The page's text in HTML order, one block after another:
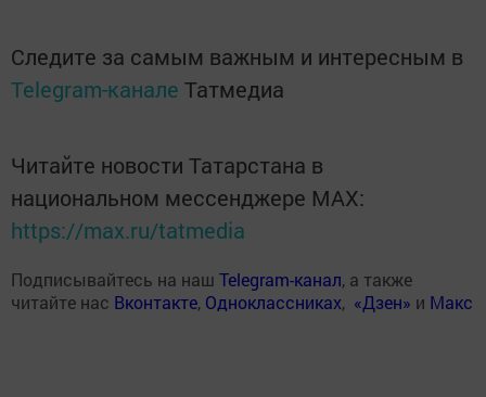
Следите за самым важным и интересным в
Telegram-канале Татмедиа
Читайте новости Татарстана в
национальном мессенджере MАХ:
https://max.ru/tatmedia
Подписывайтесь на наш Telegram-канал, а также
читайте нас Вконтакте, Одноклассниках, «Дзен» и Макс